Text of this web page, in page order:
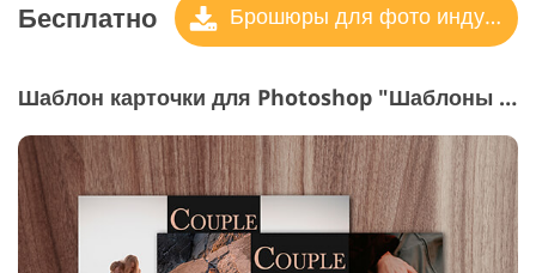
Бесплатно Брошюры для фото индустрии
Шаблон карточки для Photoshop "Шаблоны для мини фотосессий"